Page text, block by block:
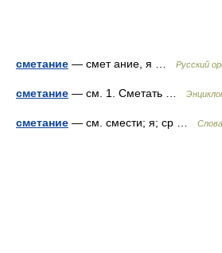
сметание — смет ание, я … Русский
сметание — см. 1. Сметать …
сметание — см. смести; я; ср …